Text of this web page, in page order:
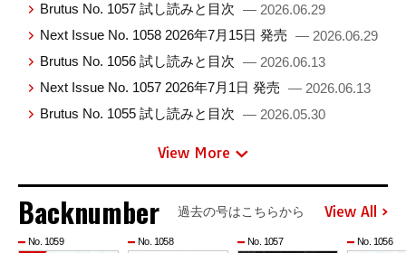
Brutus No. 1057 試し読みと目次 — 2026.06.29
Next Issue No. 1058 2026年7月15日 発売 — 2026.06.29
Brutus No. 1056 試し読みと目次 — 2026.06.13
Next Issue No. 1057 2026年7月1日 発売 — 2026.06.13
Brutus No. 1055 試し読みと目次 — 2026.05.30
View More
Backnumber 過去の号はこちらから View All
No. 1059 No. 1058 No. 1057 No. 1056